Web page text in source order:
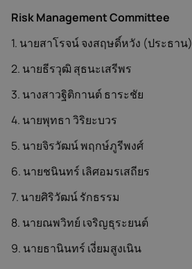
Risk Management Committee
1. นายสาโรจน์ จงสฤษดิ์หวัง (ประธาน)
2. นายธีรวุฒิ สุธนะเสรีพร
3. นางสาวฐิติกานต์ ธาระชัย
4. นายพุทธา วิริยะบวร
5. นายจิรวัฒน์ พฤกษ์ภูรีพงศ์
6. นายชนินทร์ เลิศอมรเสถียร
7. นายศิริวัฒน์ รักธรรม
8. นายณพวิทย์ เจริญธุระยนต์
9. นายธานินทร์ เงี่ยมสูงเนิน